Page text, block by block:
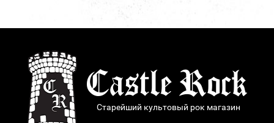
Старейший культовый рок магазин